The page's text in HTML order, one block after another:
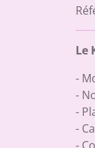
Le
-
-
-
-